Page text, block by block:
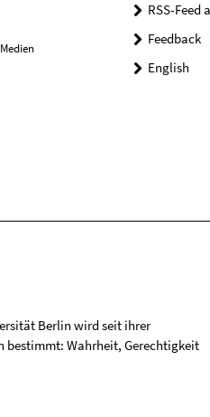
RSS-Feed
Feedback
English
Berlin wird seit ihrer
bestimmt: Wahrheit, Gerechtigkeit